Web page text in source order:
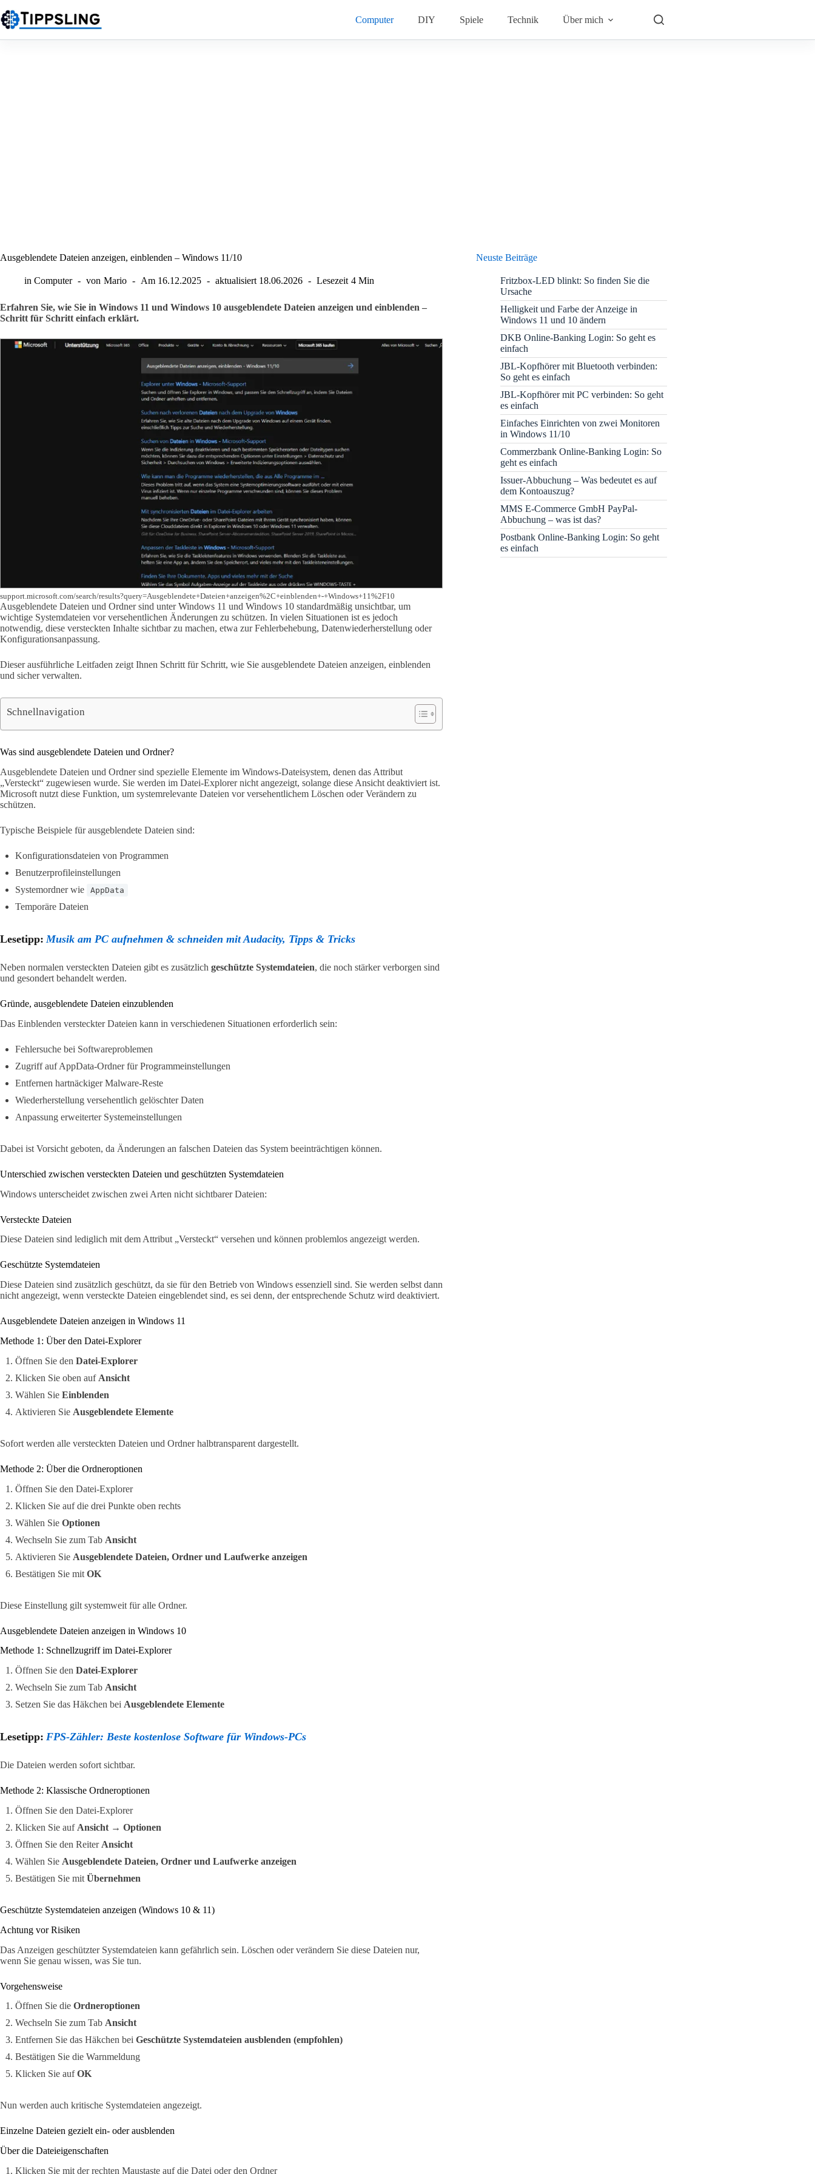
Inhalt
springen
Computer DIY Spiele Technik Über mich
Ausgeblendete Dateien anzeigen, einblenden – Windows 11/10
in Computer von Mario Am 16.12.2025 aktualisiert 18.06.2026 Lesezeit 4 Min
Erfahren Sie, wie Sie in Windows 11 und Windows 10 ausgeblendete Dateien anzeigen und einblenden –
Schritt für Schritt einfach erklärt.
support.microsoft.com/search/results?query=Ausgeblendete+Dateien+anzeigen%2C+einblenden+-+Windows+11%2F10
Ausgeblendete Dateien und Ordner sind unter Windows 11 und Windows 10 standardmäßig unsichtbar, um
wichtige Systemdateien vor versehentlichen Änderungen zu schützen. In vielen Situationen ist es jedoch
notwendig, diese versteckten Inhalte sichtbar zu machen, etwa zur Fehlerbehebung, Datenwiederherstellung oder
Konfigurationsanpassung.
Dieser ausführliche Leitfaden zeigt Ihnen Schritt für Schritt, wie Sie ausgeblendete Dateien anzeigen, einblenden
und sicher verwalten.
Schnellnavigation
Was sind ausgeblendete Dateien und Ordner?
Ausgeblendete Dateien und Ordner sind spezielle Elemente im Windows-Dateisystem, denen das Attribut
„Versteckt“ zugewiesen wurde. Sie werden im Datei-Explorer nicht angezeigt, solange diese Ansicht deaktiviert ist.
Microsoft nutzt diese Funktion, um systemrelevante Dateien vor versehentlichem Löschen oder Verändern zu
schützen.
Typische Beispiele für ausgeblendete Dateien sind:
Konfigurationsdateien von Programmen
Benutzerprofileinstellungen
Systemordner wie
AppData
Temporäre Dateien
Lesetipp: Musik am PC aufnehmen & schneiden mit Audacity, Tipps & Tricks
Neben normalen versteckten Dateien gibt es zusätzlich geschützte Systemdateien, die noch stärker verborgen sind
und gesondert behandelt werden.
Gründe, ausgeblendete Dateien einzublenden
Das Einblenden versteckter Dateien kann in verschiedenen Situationen erforderlich sein:
Fehlersuche bei Softwareproblemen
Zugriff auf AppData-Ordner für Programmeinstellungen
Entfernen hartnäckiger Malware-Reste
Wiederherstellung versehentlich gelöschter Daten
Anpassung erweiterter Systemeinstellungen
Dabei ist Vorsicht geboten, da Änderungen an falschen Dateien das System beeinträchtigen können.
Unterschied zwischen versteckten Dateien und geschützten Systemdateien
Windows unterscheidet zwischen zwei Arten nicht sichtbarer Dateien:
Versteckte Dateien
Diese Dateien sind lediglich mit dem Attribut „Versteckt“ versehen und können problemlos angezeigt werden.
Geschützte Systemdateien
Diese Dateien sind zusätzlich geschützt, da sie für den Betrieb von Windows essenziell sind. Sie werden selbst dann
nicht angezeigt, wenn versteckte Dateien eingeblendet sind, es sei denn, der entsprechende Schutz wird deaktiviert.
Ausgeblendete Dateien anzeigen in Windows 11
Methode 1: Über den Datei-Explorer
Öffnen Sie den Datei-Explorer
Klicken Sie oben auf Ansicht
Wählen Sie Einblenden
Aktivieren Sie Ausgeblendete Elemente
Sofort werden alle versteckten Dateien und Ordner halbtransparent dargestellt.
Methode 2: Über die Ordneroptionen
Öffnen Sie den Datei-Explorer
Klicken Sie auf die drei Punkte oben rechts
Wählen Sie Optionen
Wechseln Sie zum Tab Ansicht
Aktivieren Sie Ausgeblendete Dateien, Ordner und Laufwerke anzeigen
Bestätigen Sie mit OK
Diese Einstellung gilt systemweit für alle Ordner.
Ausgeblendete Dateien anzeigen in Windows 10
Methode 1: Schnellzugriff im Datei-Explorer
Öffnen Sie den Datei-Explorer
Wechseln Sie zum Tab Ansicht
Setzen Sie das Häkchen bei Ausgeblendete Elemente
Lesetipp: FPS-Zähler: Beste kostenlose Software für Windows-PCs
Die Dateien werden sofort sichtbar.
Methode 2: Klassische Ordneroptionen
Öffnen Sie den Datei-Explorer
Klicken Sie auf Ansicht → Optionen
Öffnen Sie den Reiter Ansicht
Wählen Sie Ausgeblendete Dateien, Ordner und Laufwerke anzeigen
Bestätigen Sie mit Übernehmen
Geschützte Systemdateien anzeigen (Windows 10 & 11)
Achtung vor Risiken
Das Anzeigen geschützter Systemdateien kann gefährlich sein. Löschen oder verändern Sie diese Dateien nur,
wenn Sie genau wissen, was Sie tun.
Vorgehensweise
Öffnen Sie die Ordneroptionen
Wechseln Sie zum Tab Ansicht
Entfernen Sie das Häkchen bei Geschützte Systemdateien ausblenden (empfohlen)
Bestätigen Sie die Warnmeldung
Klicken Sie aufOK
Nun werden auch kritische Systemdateien angezeigt.
Einzelne Dateien gezielt ein- oder ausblenden
Über die Dateieigenschaften
Klicken Sie mit der rechten Maustaste auf die Datei oder den Ordner
Neuste Beiträge
Fritzbox-LED blinkt: So finden Sie die
Ursache
Helligkeit und Farbe der Anzeige in
Windows 11 und 10 ändern
DKB Online-Banking Login: So geht es
einfach
JBL-Kopfhörer mit Bluetooth verbinden:
So geht es einfach
JBL-Kopfhörer mit PC verbinden: So geht
es einfach
Einfaches Einrichten von zwei Monitoren
in Windows 11/10
Commerzbank Online-Banking Login: So
geht es einfach
Issuer-Abbuchung – Was bedeutet es auf
dem Kontoauszug?
MMS E-Commerce GmbH PayPal-
Abbuchung – was ist das?
Postbank Online-Banking Login: So geht
es einfach